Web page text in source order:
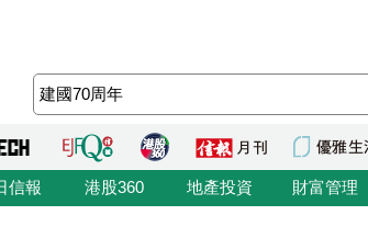
信報 港股360 地產投資 財富管理